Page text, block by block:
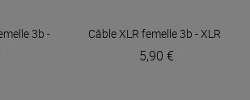
3b - XLR mâle 3b 3m EasyPlugger
Câble XLR femelle 3b - XLR
5,90 €